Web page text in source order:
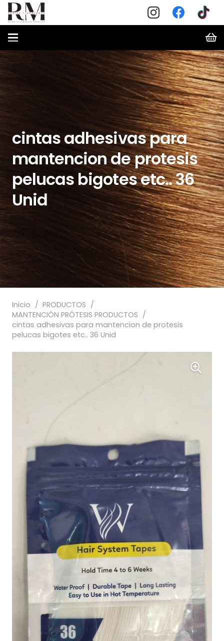
cintas adhesivas para
mantencion de protesis
pelucas bigotes etc.. 36
Unid
Inicio / PRODUCTOS /
MANTENCIÓN PRÓTESIS PRODUCTOS /
cintas adhesivas para mantencion de protesis
pelucas bigotes etc.. 36 Unid